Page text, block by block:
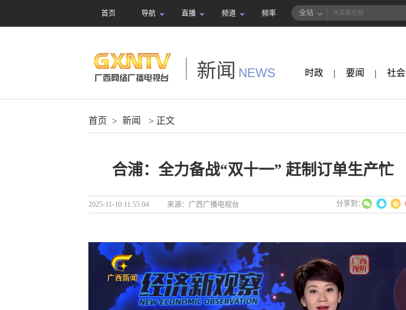
首页 导航 直播 频道 频率 全站
新闻 NEWS 时政 | 要闻 | 社会
首页 > 新闻 > 正文
合浦：全力备战“双十一” 赶制订单生产忙
2025-11-10 11:55:04 来源： 广西广播电视台